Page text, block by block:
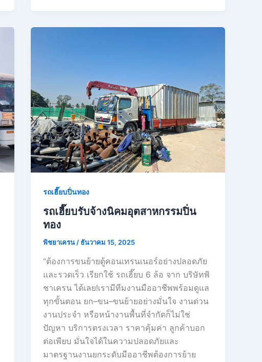
รถเฮี๊ยบปิ่นทอง
รถเฮี๊ยบรับจ้างนิคมอุตสาหกรรมปิ่น
ทอง
พิชยาเครน / ธันวาคม 15, 2025
“ต้องการขนย้ายตู้คอนเทรนเนอร์อย่างปลอดภัย
และรวดเร็ว เรียกใช้ รถเฮี๊ยบ 6 ล้อ จาก บริษัทพิ
ชาเครน ได้เลย!เรามีทีมงานมืออาชีพพร้อมดูแล
ทุกขั้นตอน ยก–ขน–ขนย้ายอย่างมั่นใจ งานด่วน
งานประจำ หรือหน้างานพื้นที่จำกัดก็ไม่ใช่
ปัญหา บริการตรงเวลา ราคาคุ้มค่า ลูกค้าบอก
ต่อเพียบ มั่นใจได้ในความปลอดภัยและ
มาตรฐานงานยกระดับมืออาชีพต้องการย้าย